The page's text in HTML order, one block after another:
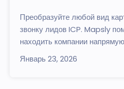
Преобразуйте любой вид
звонку лидов ICP. Mapsly
находить компании
Январь 23, 2026